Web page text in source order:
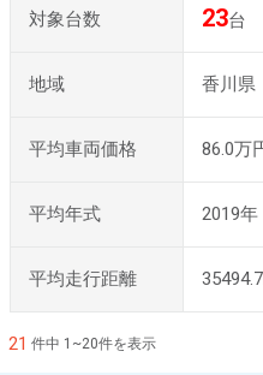
対象台数 23台
地域 香川県
平均車両価格 86.0万
平均年式 2019年
平均走行距離
21 件中 1~20件を表示